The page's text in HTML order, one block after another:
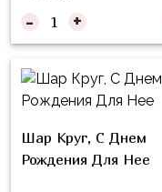
- +
Шар Круг, С Днем
Рождения Для Нее
Транспорт
Техника
Животные